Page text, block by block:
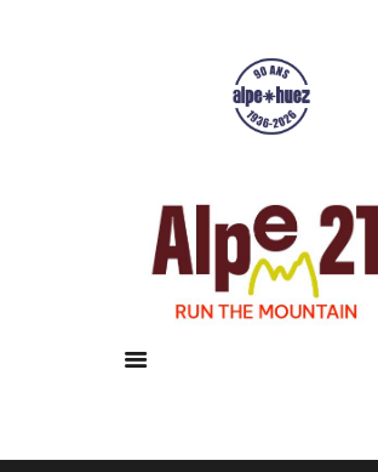
Résultats
Galerie
Infos pratiques